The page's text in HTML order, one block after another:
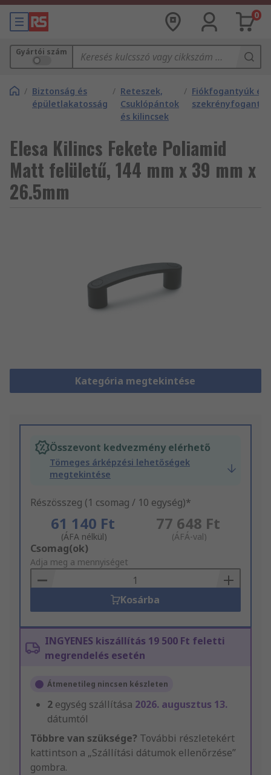
0
Gyártói szám
/ Biztonság és
épületlakatosság
/ Reteszek,
Csuklópántok
és kilincsek
/ Fiókfogantyúk és
Elesa Kilincs Fekete Poliamid
Matt felületű, 144 mm x 39 mm x
26.5mm
Kategória megtekintése
Összevont kedvezmény elérhető
Tömeges árképzési lehetőségek
megtekintése
Részösszeg (1 csomag / 10 egység)*
61 140 Ft
(ÁFA nélkül)
77 648 Ft
(ÁFÁ-val)
Add
to
Basket
Csomag(ok)
Adja meg a mennyiséget
Kosárba
INGYENES kiszállítás 19 500 Ft feletti
megrendelés esetén
Átmenetileg nincsen készleten
2 egység szállítása 2026. augusztus 13.
dátumtól
Többre van szüksége? További részletekért
kattintson a „Szállítási dátumok ellenőrzése”
gombra.